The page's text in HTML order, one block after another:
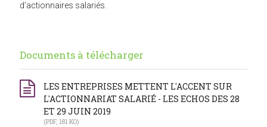
d’actionnaires salariés.
Documents à télécharger
LES ENTREPRISES METTENT L'ACCENT SUR
L'ACTIONNARIAT SALARIÉ - LES ECHOS DES 28
ET 29 JUIN 2019
(PDF, 181 KO)